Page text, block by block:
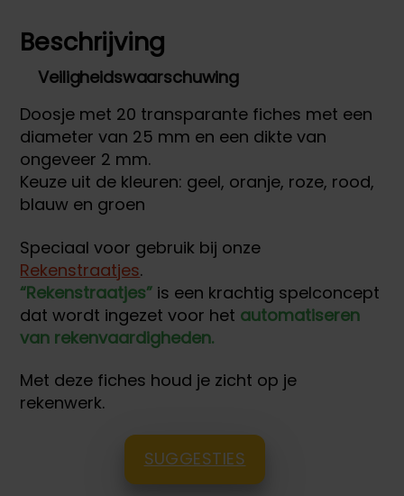
Beschrijving
Veiligheidswaarschuwing
Doosje met 20 transparante fiches met een
diameter van 25 mm en een dikte van
ongeveer 2 mm.
Keuze uit de kleuren: geel, oranje, roze, rood,
blauw en groen
Speciaal voor gebruik bij onze
Rekenstraatjes.
“Rekenstraatjes” is een krachtig spelconcept
dat wordt ingezet voor het automatiseren
van rekenvaardigheden.
Met deze fiches houd je zicht op je
rekenwerk.
SUGGESTIES